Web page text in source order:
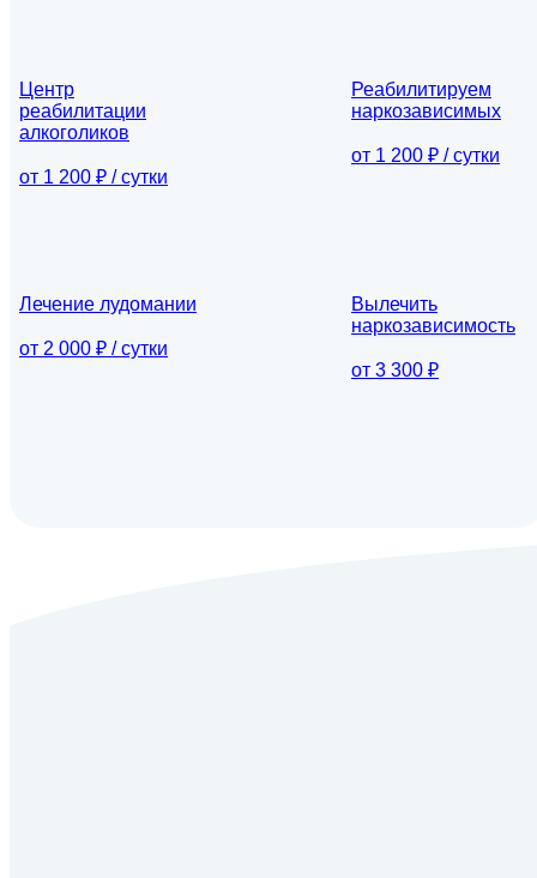
Центр
реабилитации
алкоголиков
от 1 200 ₽ / сутки
Реабилитируем
наркозависимых
от 1 200 ₽ / сутки
Лечение лудомании
от 2 000 ₽ / сутки
Вылечить
наркозависимость
от 3 300 ₽